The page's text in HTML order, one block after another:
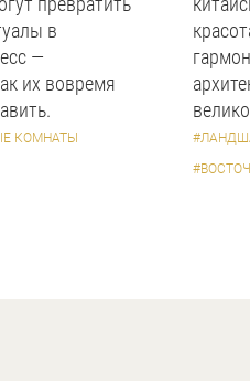
в
—
их вовремя
КОМНАТЫ